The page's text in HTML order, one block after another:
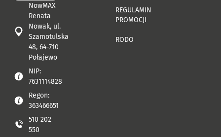
NowMAX
Renata
Nowak, ul.
Szamotulska
48, 64-710
Połajewo
NIP:
7631114828
Regon:
363466651
510 202
550
REGULAMIN
PROMOCJI
RODO